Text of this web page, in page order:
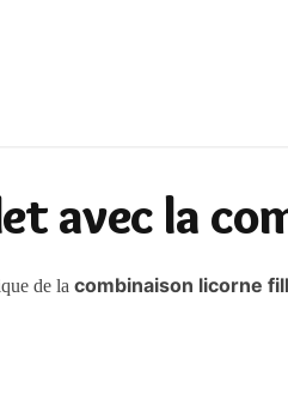
avec la
de lacombinaison licorne